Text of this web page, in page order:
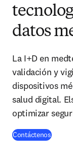
datos
La I+D en
validación y
dispositivos
salud digital.
optimizar
Contáctenos